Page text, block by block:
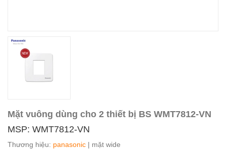
Mặt vuông dùng cho 2 thiết bị BS WMT7812-VN
MSP: WMT7812-VN
Thương hiệu: panasonic | mặt wide